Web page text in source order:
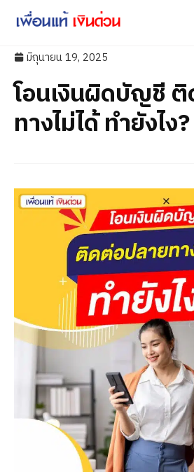
มิถุนายน 19, 2025
โอนเงินผิดบัญชี
ทางไม่ได้ ทำยังไง?